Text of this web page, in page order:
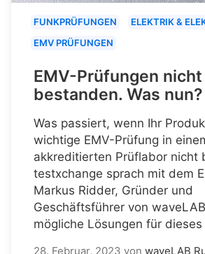
FUNKPRÜFUNGEN
ELEKTRIK &
EMV PRÜFUNGEN
EMV-Prüfungen nicht
bestanden. Was nun?
Was passiert, wenn Ihr
wichtige EMV-Prüfung in
akkreditierten Prüflabor nicht
testxchange sprach mit dem
Markus Ridder, Gründer und
Geschäftsführer von
mögliche Lösungen für dieses
28. Februar, 2023 von waveLAB